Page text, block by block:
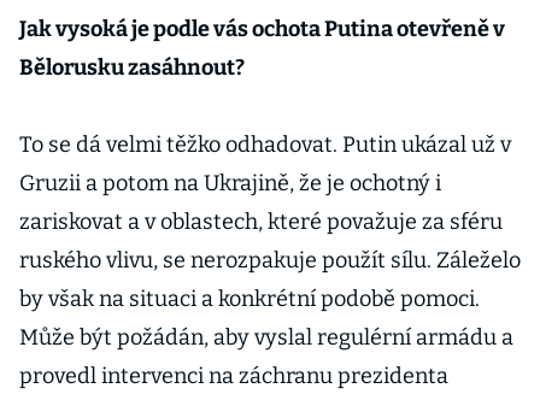
Jak vysoká je podle vás ochota Putina otevřeně v
Bělorusku zasáhnout?
To se dá velmi těžko odhadovat. Putin ukázal už v
Gruzii a potom na Ukrajině, že je ochotný i
zariskovat a v oblastech, které považuje za sféru
ruského vlivu, se nerozpakuje použít sílu. Záleželo
by však na situaci a konkrétní podobě pomoci.
Může být požádán, aby vyslal regulérní armádu a
provedl intervenci na záchranu prezidenta